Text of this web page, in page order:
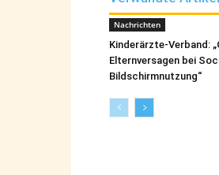
Nachrichten
Kinderärzte-Verband:
Elternversagen bei
Bildschirmnutzung“